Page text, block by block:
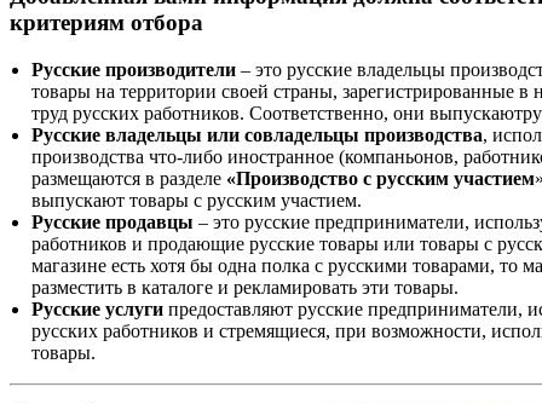
критериям отбора
Русские производители – это русские владельцы
товары на территории своей страны, зарегистрированные
труд русских работников. Соответственно, они
Русские владельцы или совладельцы производства,
производства что-либо иностранное (компаньонов,
размещаются в разделе «Производство с русским участием
выпускают товары с русским участием.
Русские продавцы – это русские предприниматели,
работников и продающие русские товары или товары с
магазине есть хотя бы одна полка с русскими товарами, то
разместить в каталоге и рекламировать эти товары.
Русские услуги предоставляют русские предприниматели,
русских работников и стремящиеся, при возможности,
товары.